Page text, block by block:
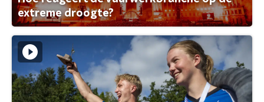
extreme droogte?